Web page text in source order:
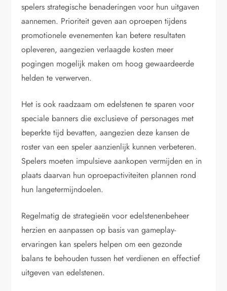
spelers strategische benaderingen voor hun uitgaven
aannemen. Prioriteit geven aan oproepen tijdens
promotionele evenementen kan betere resultaten
opleveren, aangezien verlaagde kosten meer
pogingen mogelijk maken om hoog gewaardeerde
helden te verwerven.
Het is ook raadzaam om edelstenen te sparen voor
speciale banners die exclusieve of personages met
beperkte tijd bevatten, aangezien deze kansen de
roster van een speler aanzienlijk kunnen verbeteren.
Spelers moeten impulsieve aankopen vermijden en in
plaats daarvan hun oproepactiviteiten plannen rond
hun langetermijndoelen.
Regelmatig de strategieën voor edelstenenbeheer
herzien en aanpassen op basis van gameplay-
ervaringen kan spelers helpen om een gezonde
balans te behouden tussen het verdienen en effectief
uitgeven van edelstenen.